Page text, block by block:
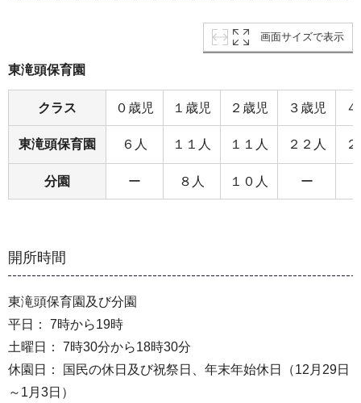
画面サイズで表示
東滝頭保育園
クラス ０歳児 １歳児 ２歳児 ３歳児
東滝頭保育園 ６人 １１人 １１人 ２２人
分園 ー ８人 １０人 ー
開所時間
東滝頭保育園及び分園
平日： 7時から19時
土曜日： 7時30分から18時30分
休園日： 国民の休日及び祝祭日、年末年始休日（12月29日
～1月3日）